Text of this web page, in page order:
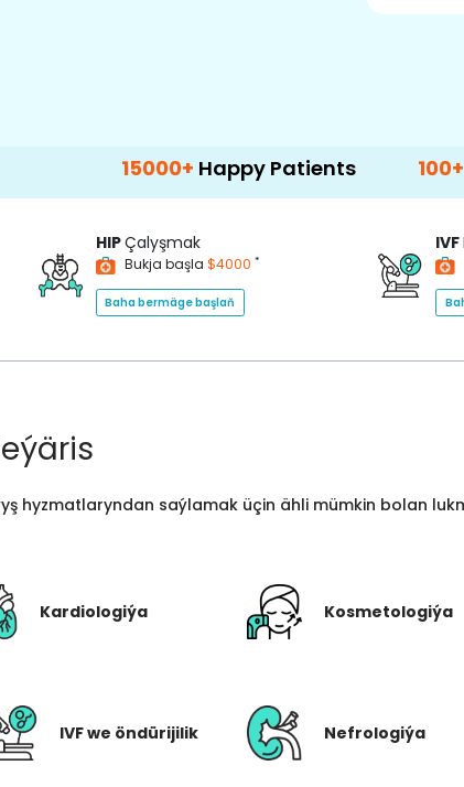
Happy Patients 100+
HIPÇalyşmak
Bukja başla $4000 *
Baha bermäge başlaň
IVF
hyzmatlaryndan saýlamak üçin ähli mümkin bolan
Kardiologiýa Kosmetologiýa
IVF we öndürijilik Nefrologiýa